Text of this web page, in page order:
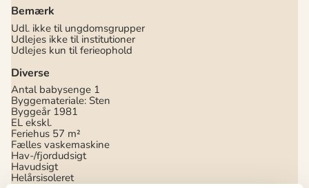
Bemærk
Udl. ikke til ungdomsgrupper
Udlejes ikke til institutioner
Udlejes kun til ferieophold
Diverse
Antal babysenge 1
Byggemateriale: Sten
Byggeår 1981
EL ekskl.
Feriehus 57 m²
Fælles vaskemaskine
Hav-/fjordudsigt
Havudsigt
Helårsisoleret